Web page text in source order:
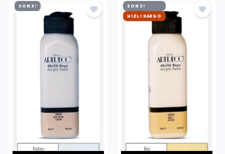
SON 3!
SON 3!
HIZLI KARGO